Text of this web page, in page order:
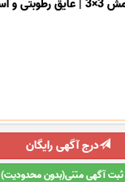
درج آگهی رایگان
ثبت آگهی متنی(بدون محدودیت)